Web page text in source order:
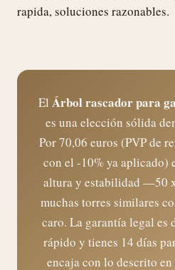
rapida, soluciones razonables.
El Árbol rascador para
es una elección sólida
Por 70,06 euros (PVP de
con el -10% ya aplicado)
altura y estabilidad —50
muchas torres similares
caro. La garantía legal es
rápido y tienes 14 días
encaja con lo descrito en